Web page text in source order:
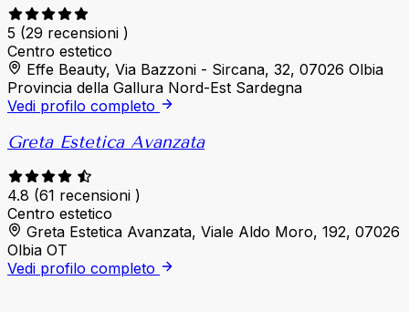
5 (29 recensioni )
Centro estetico
Effe Beauty, Via Bazzoni - Sircana, 32, 07026 Olbia
Provincia della Gallura Nord-Est Sardegna
Vedi profilo completo
Greta Estetica Avanzata
4.8 (61 recensioni )
Centro estetico
Greta Estetica Avanzata, Viale Aldo Moro, 192, 07026
Olbia OT
Vedi profilo completo